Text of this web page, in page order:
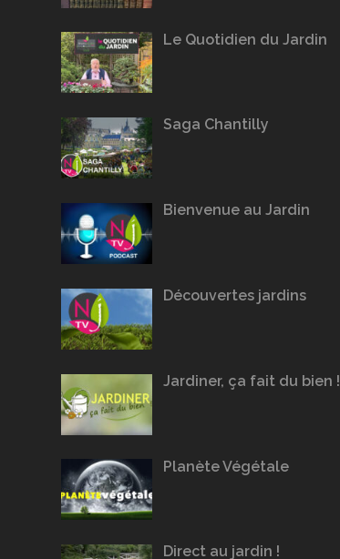
Le Quotidien du Jardin
Saga Chantilly
Bienvenue au Jardin
Découvertes jardins
Jardiner, ça fait du bien !
Planète Végétale
Direct au jardin !